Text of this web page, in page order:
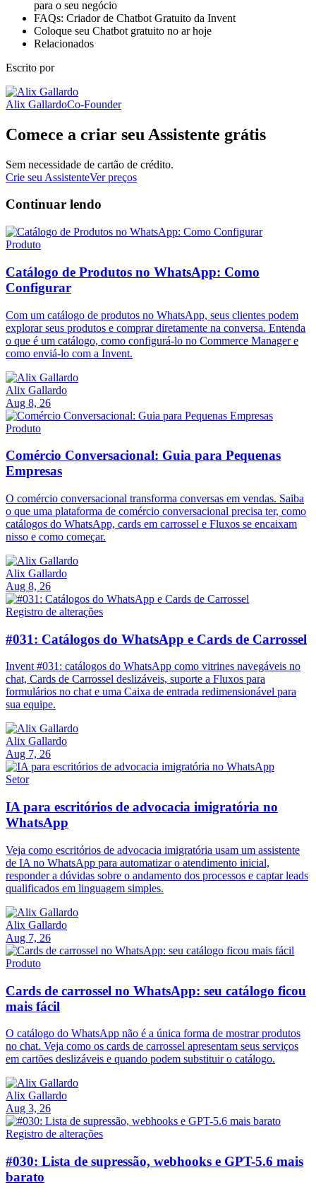
para o seu negócio
FAQs: Criador de Chatbot Gratuito da Invent
Coloque seu Chatbot gratuito no ar hoje
Relacionados
Escrito por
Alix GallardoCo-Founder
Comece a criar seu Assistente grátis
Sem necessidade de cartão de crédito.
Crie seu AssistenteVer preços
Continuar lendo
Produto
Catálogo de Produtos no WhatsApp: Como
Configurar
Com um catálogo de produtos no WhatsApp, seus clientes podem
explorar seus produtos e comprar diretamente na conversa. Entenda
o que é um catálogo, como configurá-lo no Commerce Manager e
como enviá-lo com a Invent.
Alix Gallardo
Aug 8, 26
Produto
Comércio Conversacional: Guia para Pequenas
Empresas
O comércio conversacional transforma conversas em vendas. Saiba
o que uma plataforma de comércio conversacional precisa ter, como
catálogos do WhatsApp, cards em carrossel e Fluxos se encaixam
nisso e como começar.
Alix Gallardo
Aug 8, 26
Registro de alterações
#031: Catálogos do WhatsApp e Cards de Carrossel
Invent #031: catálogos do WhatsApp como vitrines navegáveis no
chat, Cards de Carrossel deslizáveis, suporte a Fluxos para
formulários no chat e uma Caixa de entrada redimensionável para
sua equipe.
Alix Gallardo
Aug 7, 26
Setor
IA para escritórios de advocacia imigratória no
WhatsApp
Veja como escritórios de advocacia imigratória usam um assistente
de IA no WhatsApp para automatizar o atendimento inicial,
responder a dúvidas sobre o andamento dos processos e captar leads
qualificados em linguagem simples.
Alix Gallardo
Aug 7, 26
Produto
Cards de carrossel no WhatsApp: seu catálogo ficou
mais fácil
O catálogo do WhatsApp não é a única forma de mostrar produtos
no chat. Veja como os cards de carrossel apresentam seus serviços
em cartões deslizáveis e quando podem substituir o catálogo.
Alix Gallardo
Aug 3, 26
Registro de alterações
#030: Lista de supressão, webhooks e GPT-5.6 mais
barato